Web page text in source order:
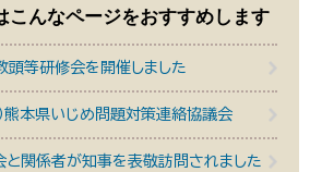
こんなページをおすすめします
等研修会を開催しました
熊本県いじめ問題対策連絡協議会
関係者が知事を表敬訪問されました